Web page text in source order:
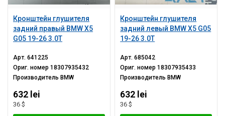
Кронштейн глушителя
задний правый BMW X5
G05 19-26 3.0T
Арт.641225
Ориг. номер18307935432
Производитель BMW
632 lei
36 $
Кронштейн глушителя
задний левый BMW X5 G05
19-26 3.0T
Арт.685042
Ориг. номер18307935433
Производитель BMW
632 lei
36 $